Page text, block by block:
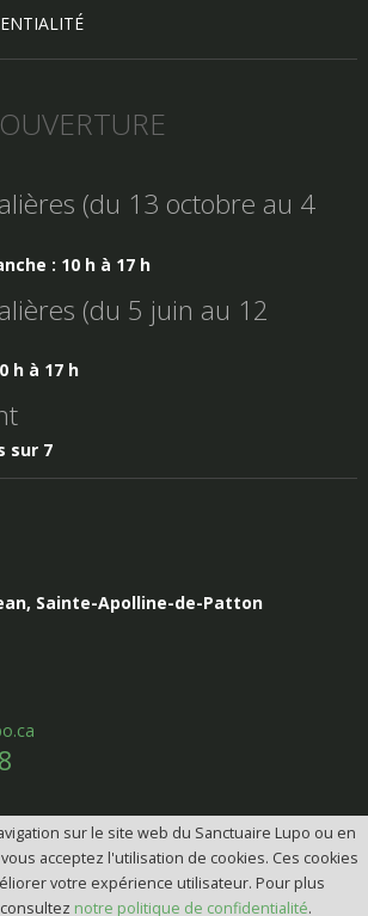
(du 13 octobre au 4
: 10 h à 17 h
(du 5 juin au 12
h à 17 h
sur 7
Sainte-Apolline-de-Patton
programmation:Design web par
sur le site web du Sanctuaire Lupo ou en
acceptez l'utilisation de cookies. Ces cookies
votre expérience utilisateur. Pour plus
notre politique de confidentialité.